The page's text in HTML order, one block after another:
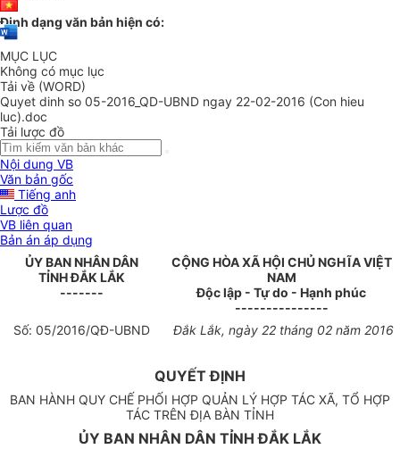
Định dạng văn bản hiện có:
MỤC LỤC
Không có mục lục
Tải về (WORD)
Quyet dinh so 05-2016_QD-UBND ngay 22-02-2016 (Con hieu
luc).doc
Tải lược đồ
Nội dung VB
Văn bản gốc
Tiếng anh
Lược đồ
VB liên quan
Bản án áp dụng
ỦY BAN NHÂN DÂN
TỈNH ĐẮK LẮK
-------
CỘNG HÒA XÃ HỘI CHỦ NGHĨA VIỆT
NAM
Độc lập - Tự do - Hạnh phúc
---------------
Số: 05/2016/QĐ-UBND Đắk Lắk, ngày 22tháng 02năm 2016
QUYẾT ĐỊNH
BAN HÀNH QUY CHẾ PHỐI HỢP QUẢN LÝ HỢP TÁC XÃ, TỔ HỢP
TÁC TRÊN ĐỊA BÀN TỈNH
ỦY BAN NHÂN DÂN TỈNH ĐẮK LẮK